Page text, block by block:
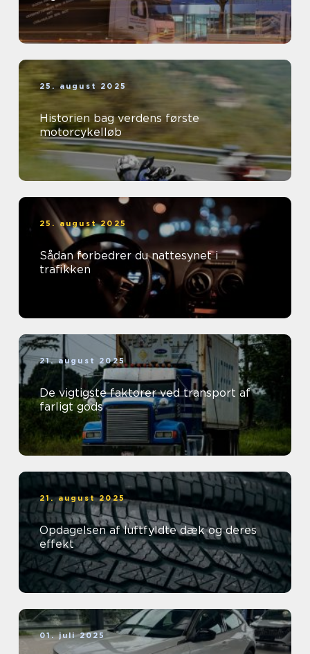
25. august 2025
Historien bag verdens første
motorcykelløb
25. august 2025
Sådan forbedrer du nattesynet i
trafikken
21. august 2025
De vigtigste faktorer ved transport af
farligt gods
21. august 2025
Opdagelsen af luftfyldte dæk og deres
effekt
01. juli 2025